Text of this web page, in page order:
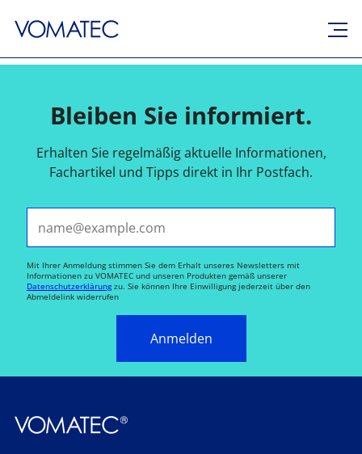
Bleiben Sie informiert.
Erhalten Sie regelmäßig aktuelle Informationen,
Fachartikel und Tipps direkt in Ihr Postfach.
Mit Ihrer Anmeldung stimmen Sie dem Erhalt unseres Newsletters mit
Informationen zu VOMATEC und unseren Produkten gemäß unserer
Datenschutzerklärungzu. Sie können Ihre Einwilligung jederzeit über den
Abmeldelink widerrufen
Anmelden